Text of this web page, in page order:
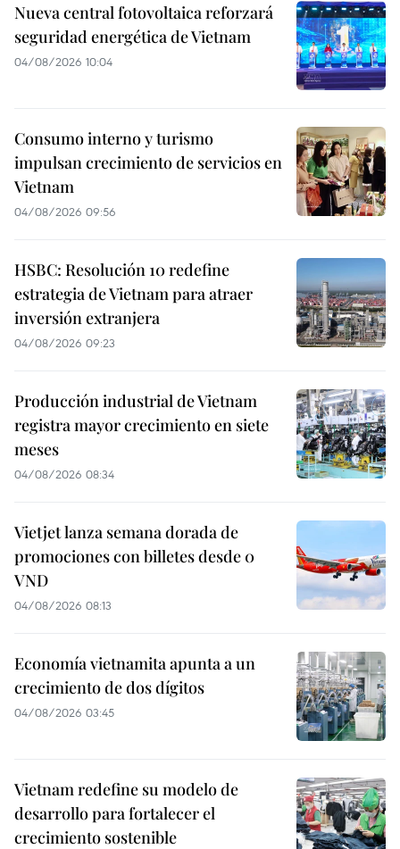
Nueva central fotovoltaica reforzará
seguridad energética de Vietnam
04/08/2026 10:04
Consumo interno y turismo
impulsan crecimiento de servicios en
Vietnam
04/08/2026 09:56
HSBC: Resolución 10 redefine
estrategia de Vietnam para atraer
inversión extranjera
04/08/2026 09:23
Producción industrial de Vietnam
registra mayor crecimiento en siete
meses
04/08/2026 08:34
Vietjet lanza semana dorada de
promociones con billetes desde 0
VND
04/08/2026 08:13
Economía vietnamita apunta a un
crecimiento de dos dígitos
04/08/2026 03:45
Vietnam redefine su modelo de
desarrollo para fortalecer el
crecimiento sostenible